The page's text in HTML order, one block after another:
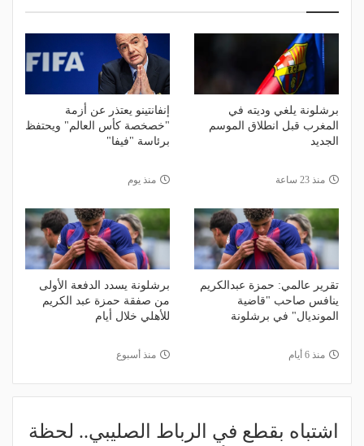
برشلونة يلغي وديته في
المغرب قبل انطلاق الموسم
الجديد
منذ 23 ساعة
إنفانتينو يعتذر عن أزمة
"خصخصة كأس العالم" ويحتفظ
برئاسة "فيفا"
منذ يوم
تقرير عالمي: حمزة عبدالكريم
ينافس صاحب "قاضية
المونديال" في برشلونة
منذ 6 أيام
برشلونة يسدد الدفعة الأولى
من صفقة حمزة عبد الكريم
للأهلي خلال أيام
منذ أسبوع
اشتباه بقطع في الرباط الصليبي.. لحظة